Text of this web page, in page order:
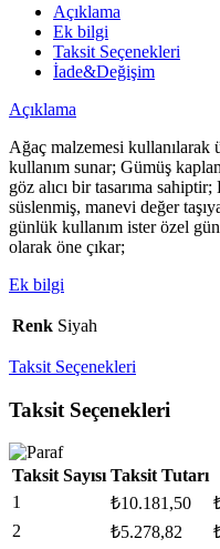
Açıklama
Ek bilgi
Taksit Seçenekleri
İade&Değişim
Açıklama
Ağaç malzemesi kullanılarak
kullanım sunar; Gümüş
göz alıcı bir tasarıma
süslenmiş, manevi değer
günlük kullanım ister özel
olarak öne çıkar;
Ek bilgi
Renk Siyah
Taksit Seçenekleri
Taksit Seçenekleri
Taksit Sayısı Taksit Tutarı
1
₺10.181,50
2
₺5.278,82